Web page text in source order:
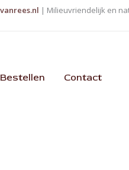
| Milieuvriendelijk en
Bestellen Contact